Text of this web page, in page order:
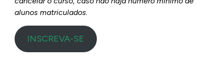
alunos matriculados.
INSCREVA-SE